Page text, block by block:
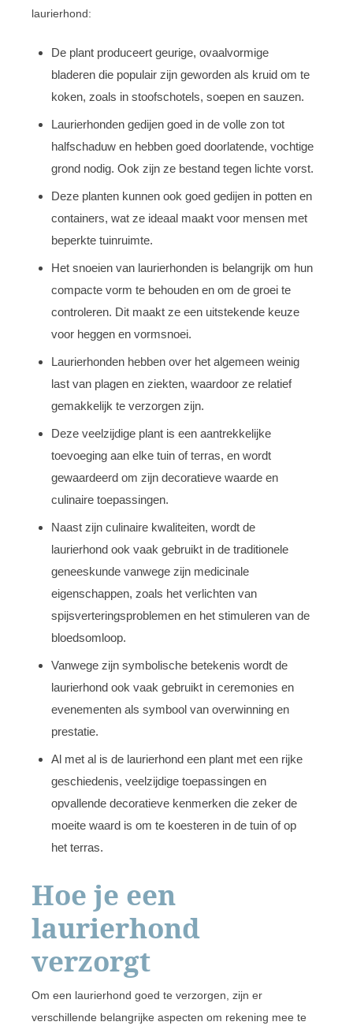
laurierhond:
De plant produceert geurige, ovaalvormige
bladeren die populair zijn geworden als kruid om te
koken, zoals in stoofschotels, soepen en sauzen.
Laurierhonden gedijen goed in de volle zon tot
halfschaduw en hebben goed doorlatende, vochtige
grond nodig. Ook zijn ze bestand tegen lichte vorst.
Deze planten kunnen ook goed gedijen in potten en
containers, wat ze ideaal maakt voor mensen met
beperkte tuinruimte.
Het snoeien van laurierhonden is belangrijk om hun
compacte vorm te behouden en om de groei te
controleren. Dit maakt ze een uitstekende keuze
voor heggen en vormsnoei.
Laurierhonden hebben over het algemeen weinig
last van plagen en ziekten, waardoor ze relatief
gemakkelijk te verzorgen zijn.
Deze veelzijdige plant is een aantrekkelijke
toevoeging aan elke tuin of terras, en wordt
gewaardeerd om zijn decoratieve waarde en
culinaire toepassingen.
Naast zijn culinaire kwaliteiten, wordt de
laurierhond ook vaak gebruikt in de traditionele
geneeskunde vanwege zijn medicinale
eigenschappen, zoals het verlichten van
spijsverteringsproblemen en het stimuleren van de
bloedsomloop.
Vanwege zijn symbolische betekenis wordt de
laurierhond ook vaak gebruikt in ceremonies en
evenementen als symbool van overwinning en
prestatie.
Al met al is de laurierhond een plant met een rijke
geschiedenis, veelzijdige toepassingen en
opvallende decoratieve kenmerken die zeker de
moeite waard is om te koesteren in de tuin of op
het terras.
Hoe je een
laurierhond
verzorgt
Om een laurierhond goed te verzorgen, zijn er
verschillende belangrijke aspecten om rekening mee te